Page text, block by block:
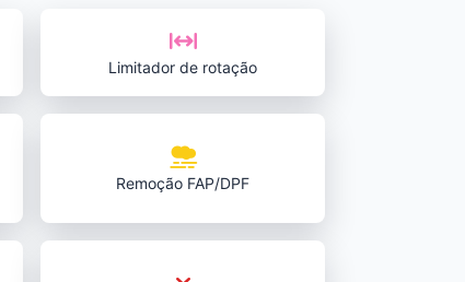
Limitador de rotação
Remoção FAP/DPF